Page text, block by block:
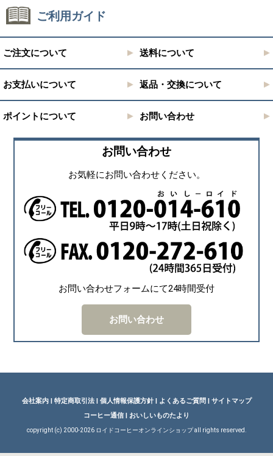
ご利用ガイド
ご注文について 送料について
お支払いについて 返品・交換について
ポイントについて お問い合わせ
お問い合わせ
お気軽にお問い合わせください。
お問い合わせフォームにて24時間受付
お問い合わせ
会社案内 | 特定商取引法 | 個人情報保護方針 | よくあるご質問 | サイトマップ
コーヒー通信 | おいしいものたより
copyright (c) 2000-2026 ロイドコーヒーオンラインショップ all rights reserved.